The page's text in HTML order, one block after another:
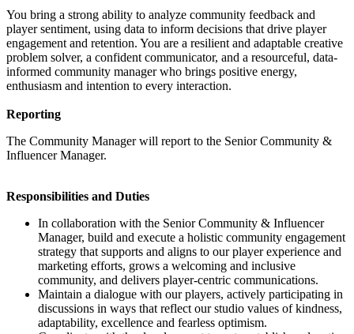
You bring a strong ability to analyze community feedback and
player sentiment, using data to inform decisions that drive player
engagement and retention. You are a resilient and adaptable creative
problem solver, a confident communicator, and a resourceful, data-
informed community manager who brings positive energy,
enthusiasm and intention to every interaction.
Reporting
The Community Manager will report to the Senior Community &
Influencer Manager.
Responsibilities and Duties
In collaboration with the Senior Community & Influencer
Manager, build and execute a holistic community engagement
strategy that supports and aligns to our player experience and
marketing efforts, grows a welcoming and inclusive
community, and delivers player-centric communications.
Maintain a dialogue with our players, actively participating in
discussions in ways that reflect our studio values of kindness,
adaptability, excellence and fearless optimism.